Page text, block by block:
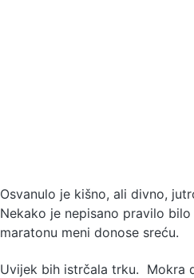
Osvanulo je kišno, ali divno,
Nekako je nepisano pravilo
maratonu meni donose sreću.
Uvijek bih istrčala trku. Mokra